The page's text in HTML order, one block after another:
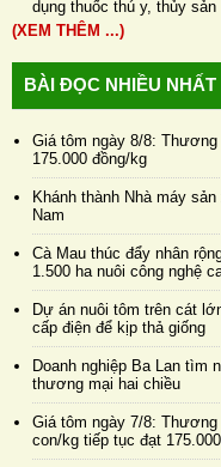
dụng thuốc thú y, thủy sản
(XEM THÊM ...)
BÀI ĐỌC NHIỀU NHẤT
Giá tôm ngày 8/8:
175.000 đồng/kg
Khánh thành Nhà máy
Nam
Cà Mau thúc đẩy nhân
1.500 ha nuôi công nghệ
Dự án nuôi tôm trên cát
cấp điện để kịp thả giống
Doanh nghiệp Ba Lan tìm
thương mại hai chiều
Giá tôm ngày 7/8:
con/kg tiếp tục đạt